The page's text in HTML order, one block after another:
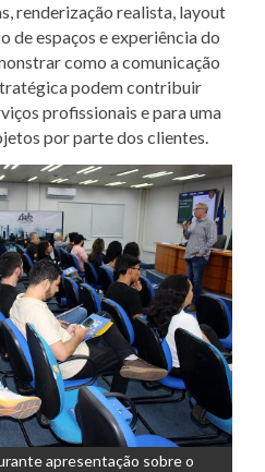
renderização realista, layout
de espaços e experiência do
como a comunicação
podem contribuir
profissionais e para uma
por parte dos clientes.
apresentação sobre o